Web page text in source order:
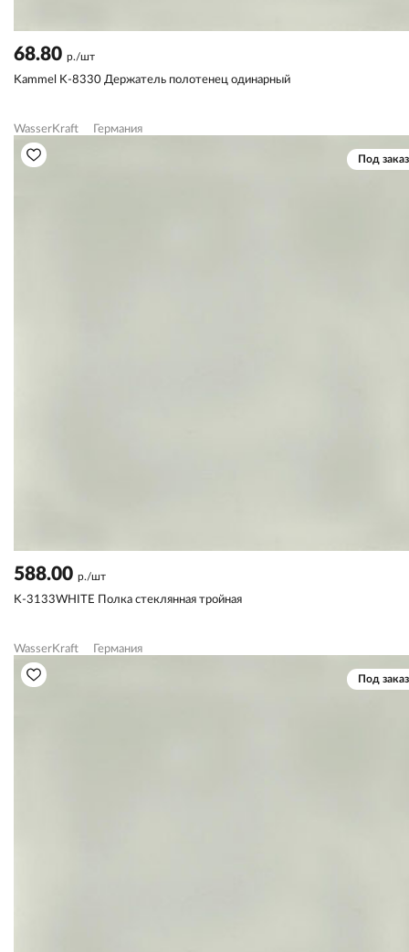
68.80 р./шт
Kammel K-8330 Держатель полотенец одинарный
WasserKraft Германия
Под заказ
588.00 р./шт
K-3133WHITE Полка стеклянная тройная
WasserKraft Германия
Под заказ